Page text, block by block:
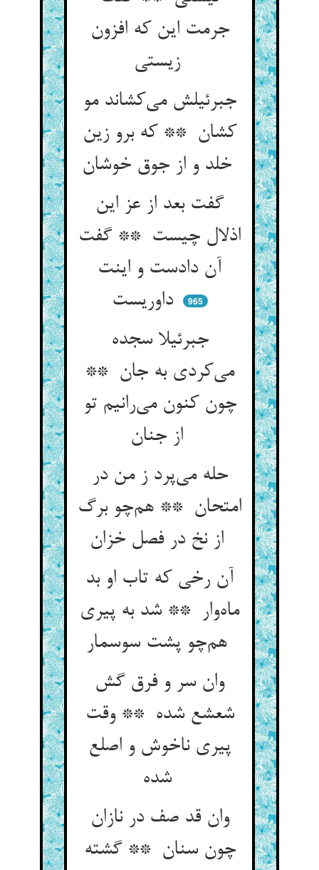
جرمت این که افزون
زیستی
جبرئیلش می‌کشاند مو
کشان ** که برو زین
گفت بعد از عز این
اذلال چیست ** گفت
آن دادست و اینت
داوریست
965
جبرئیلا سجده
می‌کردی به جان **
چون کنون می‌رانیم تو
حله می‌پرد ز من در
امتحان ** هم‌چو برگ
آن رخی که تاب او بد
ماه‌وار ** شد به پیری
وان سر و فرق گش
شعشع شده ** وقت
پیری ناخوش و اصلع
شده
وان قد صف در نازان
چون سنان ** گشته